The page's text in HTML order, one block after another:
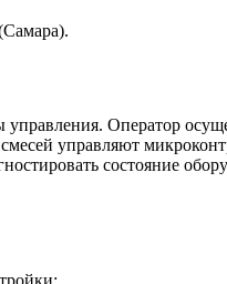
Оператор
управляют
состояние